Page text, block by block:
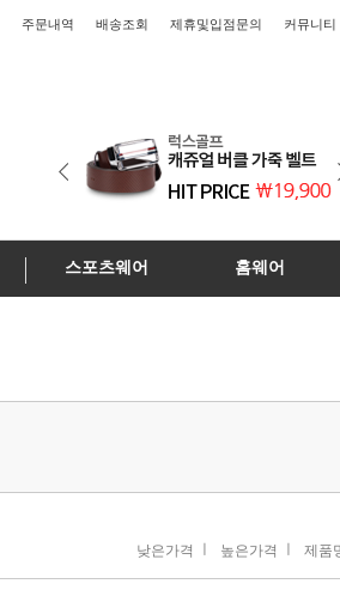
주문내역 배송조회 제휴및입점문의 커뮤니티
스포츠웨어 홈웨어
낮은가격 높은가격 제품